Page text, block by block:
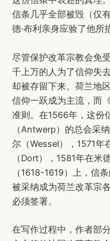
信条几乎全部被毁（仅
德·布利亲身应验了他所
尽管保护改革宗教会免
千上万的人为了信仰失
却被存留下来。荷兰地
信仰一跃成为主流，而
准则。在1566年，这份
（Antwerp）的总会采
尔（Wessel），1571年
（Dort），1581年在
（1618-1619）上，信
被采纳成为荷兰改革宗
必须签署。
在写作过程中，作者部